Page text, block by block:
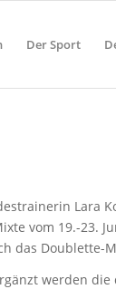
Der Sport
Lara
vom 19.-23.
das Doublette-
werden